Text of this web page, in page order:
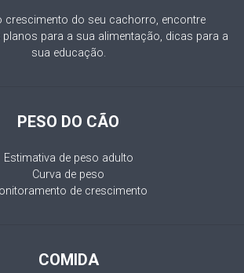
crescimento do seu cachorro, encontre
para a sua alimentação, dicas para a
sua educação.
PESO DO CÃO
Estimativa de peso adulto
Curva de peso
de crescimento
COMIDA